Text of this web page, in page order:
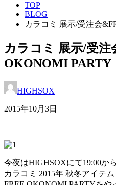
TOP
BLOG
カラコミ 展示/受注会
カラコミ 展示/受注
OKONOMI PARTY
HIGHSOX
2015年10月3日
今夜はHIGHSOXにて19:00から
カラコミ 2015年 秋冬アイテ